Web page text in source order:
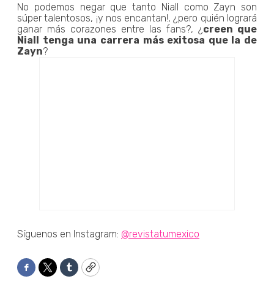
No podemos negar que tanto Niall como Zayn son
súper talentosos, ¡y nos encantan!, ¿pero quién logrará
ganar más corazones entre las fans?, ¿ creen que
Niall tenga una carrera más exitosa que la de
Zayn?
Síguenos en Instagram: @revistatumexico
Facebook
TwitterTumblrCopy